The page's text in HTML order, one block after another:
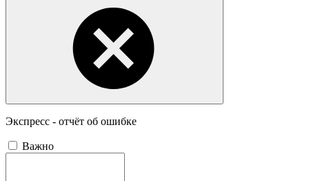
Экспресс - отчёт об ошибке
Важно